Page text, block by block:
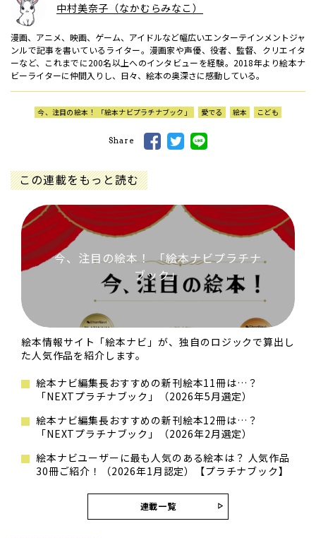
中村美奈子（なかむらみなこ）
漫画、アニメ、映画、ゲーム、アイドルなど幅広いエンターテインメントジャ
ンルで記事を書いているライター。漫画家や声優、役者、監督、クリエイタ
ーなど、これまでに200名以上へのインタビューを経験。2018年より絵本ナ
ビーライターに仲間入りし、日々、絵本の奥深さに感動している。
今、注目の絵本！ 「絵本ナビプラチナブック」 愛でる 絵本 こども
Share
この連載をもっと読む
今、注目の絵本！ 「絵本ナビプラチナ
ブック」
絵本情報サイト「絵本ナビ」が、独自のロジックで算出し
た人気作品を紹介します。
絵本ナビ編集長おすすめの新刊絵本11冊は…？
「NEXTプラチナブック」（2026年5月選定）
絵本ナビ編集長おすすめの新刊絵本12冊は…？
「NEXTプラチナブック」（2026年2月選定）
絵本ナビユーザーに最も人気のある絵本は？ 人気作品
30冊ご紹介！（2026年1月認定）【プラチナブック】
連載一覧